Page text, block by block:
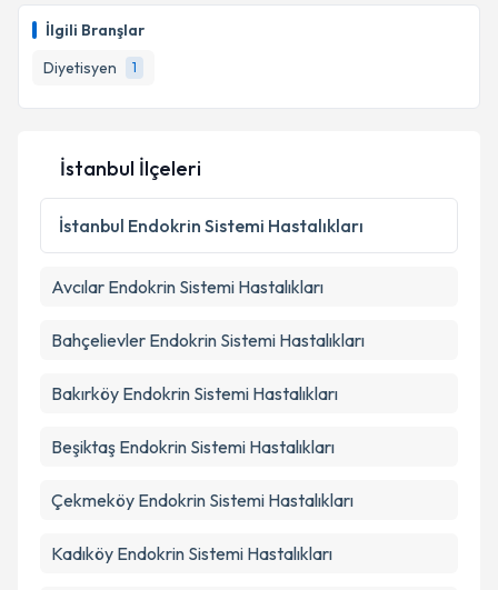
İlgili Branşlar
Diyetisyen
1
takvim hazırlandığında e-posta ile bilgilendireceğiz.
E-posta Adresiniz
Kişisel verilerimin işlenmesine ilişkinAydınlatma
Metni
'ni okudum ve kişisel verilerimin belirtilen
kapsamda işlenmesini kabul ediyorum.
İstanbul İlçeleri
İstanbul Endokrin Sistemi Hastalıkları
Avcılar Endokrin Sistemi Hastalıkları
Bahçelievler Endokrin Sistemi Hastalıkları
Bakırköy Endokrin Sistemi Hastalıkları
Beşiktaş Endokrin Sistemi Hastalıkları
Çekmeköy Endokrin Sistemi Hastalıkları
Kadıköy Endokrin Sistemi Hastalıkları